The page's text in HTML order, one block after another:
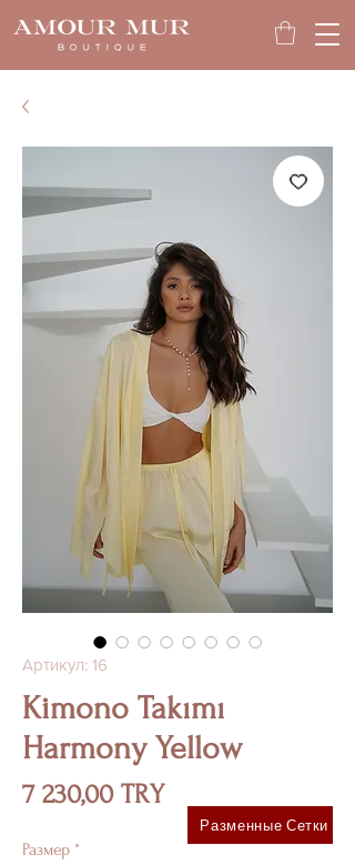
Артикул: 16
Kimono Takımı
Harmony Yellow
7 230,00 TRYЦена
Размер *
Разменные Сетки